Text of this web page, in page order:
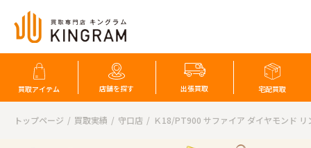
買取アイテム 店舗を探す 出張買取 宅配買取
トップページ 買取実績 守口店 Ｋ18/PT900 サファイア ダイヤモンド リ